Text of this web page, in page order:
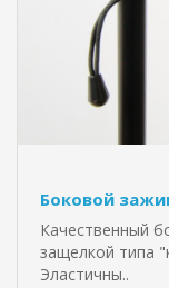
Боковой
Качественный
защелкой типа
Эластичны..